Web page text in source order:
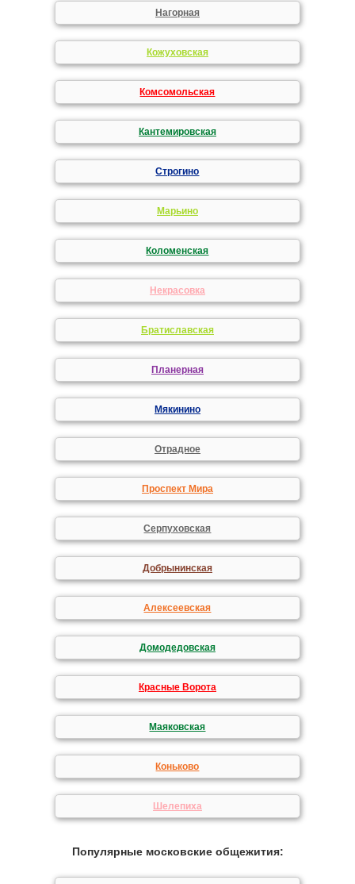
Нагорная
Кожуховская
Комсомольская
Кантемировская
Строгино
Марьино
Коломенская
Некрасовка
Братиславская
Планерная
Мякинино
Отрадное
Проспект Мира
Серпуховская
Добрынинская
Алексеевская
Домодедовская
Красные Ворота
Маяковская
Коньково
Шелепиха
Популярные московские общежития: